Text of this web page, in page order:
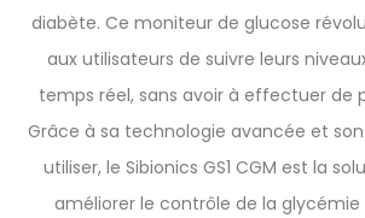
diabète. Ce moniteur de glucose
aux utilisateurs de suivre leurs
temps réel, sans avoir à effectuer de
Grâce à sa technologie avancée et
utiliser, le Sibionics GS1 CGM est la
améliorer le contrôle de la